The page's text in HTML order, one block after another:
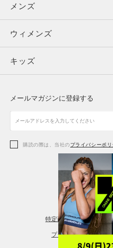
メンズ
ウィメンズ
キッズ
アクセサリー
メンズ
トップス
ボトムス
アクセサリー
ウィメンズ
トップス
シューズ
アクセサリー
レギンス＆タイツ
キッズ
シューズ
メールマガジンに登録する
購読の際は、当社のプライバシーポリ
特定商取引法に基づく通
プライバシーポリシー